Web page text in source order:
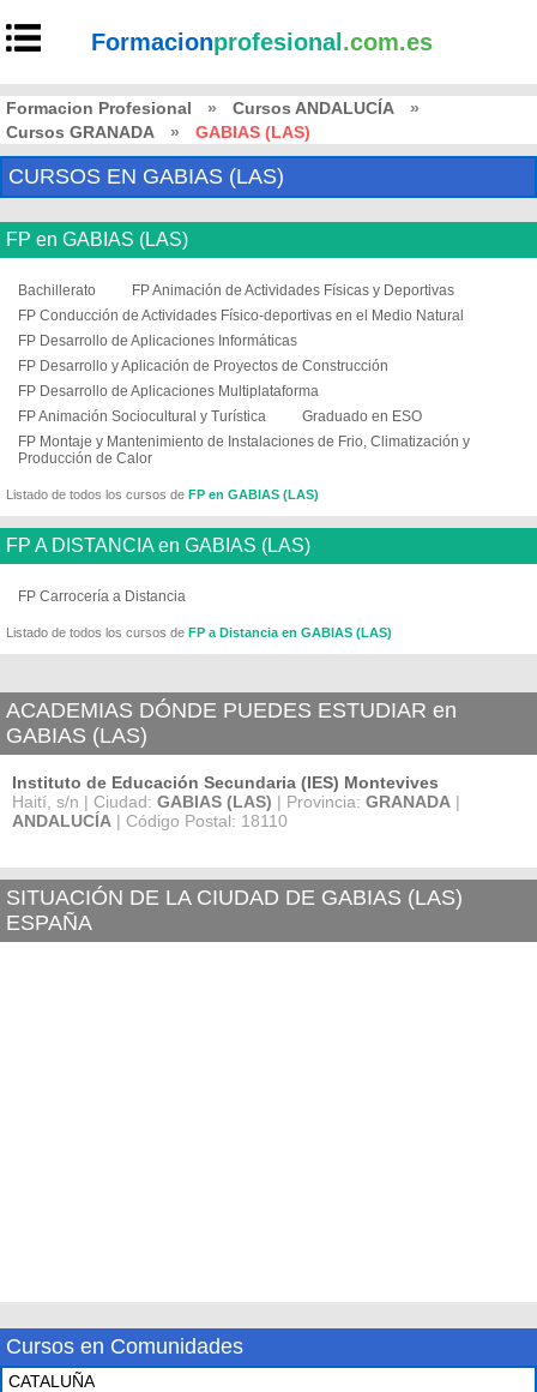
Formacionprofesional .com.es
Formacion Profesional » Cursos ANDALUCÍA
»
Cursos GRANADA
» GABIAS (LAS)
CURSOS EN GABIAS (LAS)
FP en GABIAS (LAS)
Bachillerato
FP Animación de Actividades Físicas y Deportivas
FP Conducción de Actividades Físico-deportivas en el Medio Natural
FP Desarrollo de Aplicaciones Informáticas
FP Desarrollo y Aplicación de Proyectos de Construcción
FP Desarrollo de Aplicaciones Multiplataforma
FP Animación Sociocultural y Turística
Graduado en ESO
FP Montaje y Mantenimiento de Instalaciones de Frio, Climatización y
Producción de Calor
Listado de todos los cursos de FP en GABIAS (LAS)
FP A DISTANCIA en GABIAS (LAS)
FP Carrocería a Distancia
Listado de todos los cursos de FP a Distancia en GABIAS (LAS)
ACADEMIAS DÓNDE PUEDES ESTUDIAR en
GABIAS (LAS)
Instituto de Educación Secundaria (IES) Montevives
Haití, s/n | Ciudad: GABIAS (LAS) | Provincia: GRANADA |
ANDALUCÍA | Código Postal: 18110
SITUACIÓN DE LA CIUDAD DE GABIAS (LAS)
ESPAÑA
Cursos en Comunidades
CATALUÑA